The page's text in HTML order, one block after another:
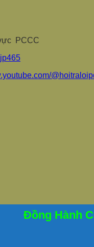
PCCC
Đồng Hành